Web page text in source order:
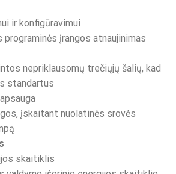
ir konfigūravimui
programinės įrangos atnaujinimas
nepriklausomų trečiųjų šalių, kad
standartus
įskaitant nuolatinės srovės
skaitiklis